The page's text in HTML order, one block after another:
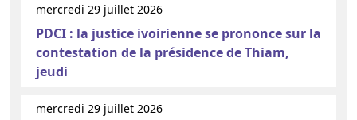
mercredi 29 juillet 2026
PDCI : la justice ivoirienne se prononce sur la
contestation de la présidence de Thiam,
jeudi
mercredi 29 juillet 2026